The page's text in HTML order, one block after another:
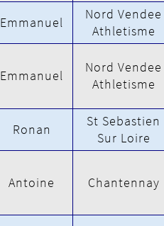
Emmanuel
Nord Vendee
Athletisme
Emmanuel
Nord Vendee
Athletisme
Ronan
St Sebastien
Sur Loire
Antoine Chantennay